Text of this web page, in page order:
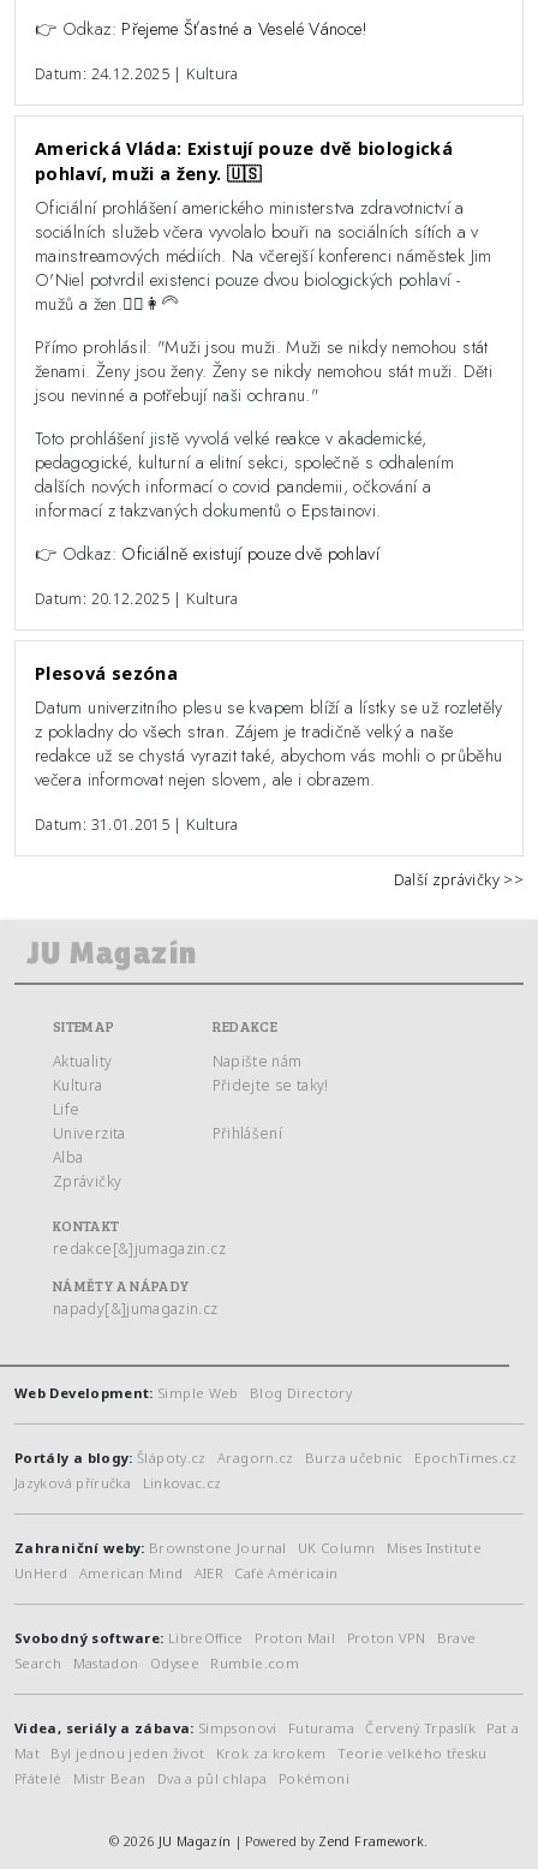
👉 Odkaz: Přejeme Šťastné a Veselé Vánoce!
Datum: 24.12.2025 | Kultura
Americká Vláda: Existují pouze dvě biologická
pohlaví, muži a ženy. 🇺🇸
Oficiální prohlášení amerického ministerstva zdravotnictví a
sociálních služeb včera vyvolalo bouři na sociálních sítích a v
mainstreamových médiích. Na včerejší konferenci náměstek Jim
O'Niel potvrdil existenci pouze dvou biologických pohlaví -
mužů a žen.👨‍⚕️👩‍🦳
Přímo prohlásil: "Muži jsou muži. Muži se nikdy nemohou stát
ženami. Ženy jsou ženy. Ženy se nikdy nemohou stát muži. Děti
jsou nevinné a potřebují naši ochranu."
Toto prohlášení jistě vyvolá velké reakce v akademické,
pedagogické, kulturní a elitní sekci, společně s odhalením
dalších nových informací o covid pandemii, očkování a
informací z takzvaných dokumentů o Epstainovi.
👉 Odkaz: Oficiálně existují pouze dvě pohlaví
Datum: 20.12.2025 | Kultura
Plesová sezóna
Datum univerzitního plesu se kvapem blíží a lístky se už rozletěly
z pokladny do všech stran. Zájem je tradičně velký a naše
redakce už se chystá vyrazit také, abychom vás mohli o průběhu
večera informovat nejen slovem, ale i obrazem.
Datum: 31.01.2015 | Kultura
Další zprávičky >>
SITEMAP
Aktuality
Kultura
Life
Univerzita
Alba
Zprávičky
REDAKCE
Napište nám
Přidejte se taky!
Přihlášení
KONTAKT
redakce[&]jumagazin.cz
NÁMĚTY A NÁPADY
napady[&]jumagazin.cz
Web Development: Simple Web Blog Directory
Portály a blogy:Šlápoty.cz Aragorn.cz Burza učebnic
EpochTimes.cz
Jazyková příručka
Linkovac.cz
Zahraniční weby: Brownstone Journal UK Column
Mises Institute
UnHerd
American Mind AIER Café Américain
Svobodný software: LibreOffice Proton Mail Proton VPN
Brave
Search
Mastadon Odysee Rumble.com
Videa, seriály a zábava: Simpsonovi Futurama Červený Trpaslík
Pat a
Mat
Byl jednou jeden život Krok za krokem
Teorie velkého třesku
Přátelé
Mistr Bean Dva a půl chlapa Pokémoni
© 2026 JU Magazín | Powered by Zend Framework.